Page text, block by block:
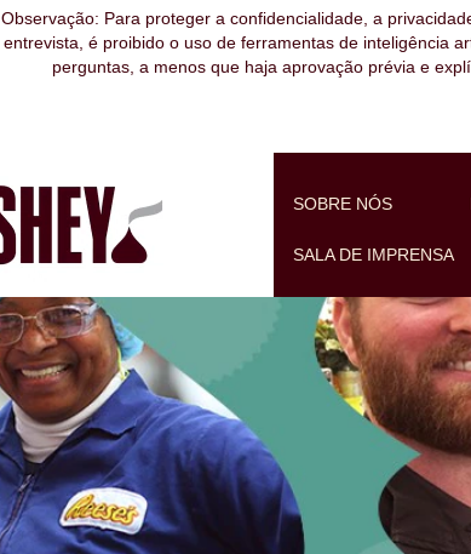
Observação: Para proteger a confidencialidade, a
entrevista, é proibido o uso de ferramentas de inteligência
perguntas, a menos que haja aprovação prévia e
SOBRE NÓS
SALA DE IMPRENSA